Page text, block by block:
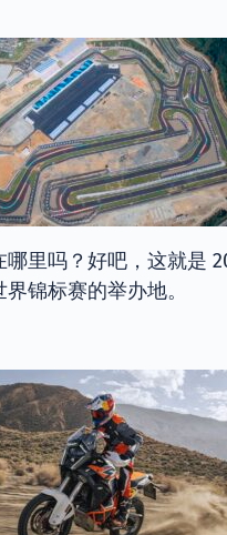
哪里吗？好吧，这就是
锦标赛的举办地。